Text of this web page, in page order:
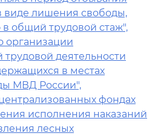
виде лишения свободы,
общий трудовой стаж",
организации
деятельности
в местах
МВД России",
фондах
исполнения наказаний
лесных